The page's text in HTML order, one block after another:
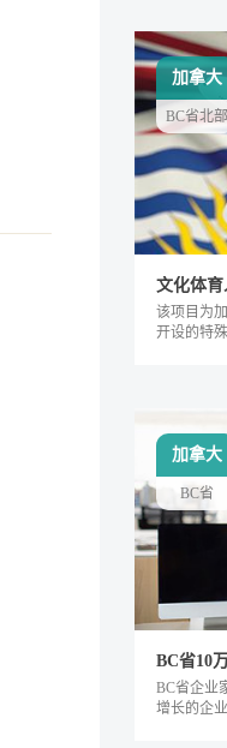
文化体育
该项目为
开设的特
成为特殊
加拿大
BC省北部
BC省10
BC省企业
增长的企
加拿大
BC省